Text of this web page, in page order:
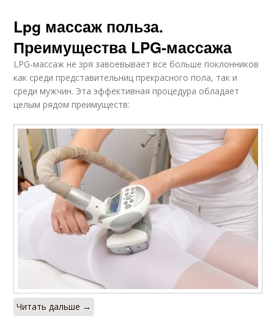
Lpg массаж польза.
Преимущества LPG-массажа
LPG-массаж не зря завоевывает все больше поклонников
как среди представительниц прекрасного пола, так и
среди мужчин. Эта эффективная процедура обладает
целым рядом преимуществ:
Читать дальше →